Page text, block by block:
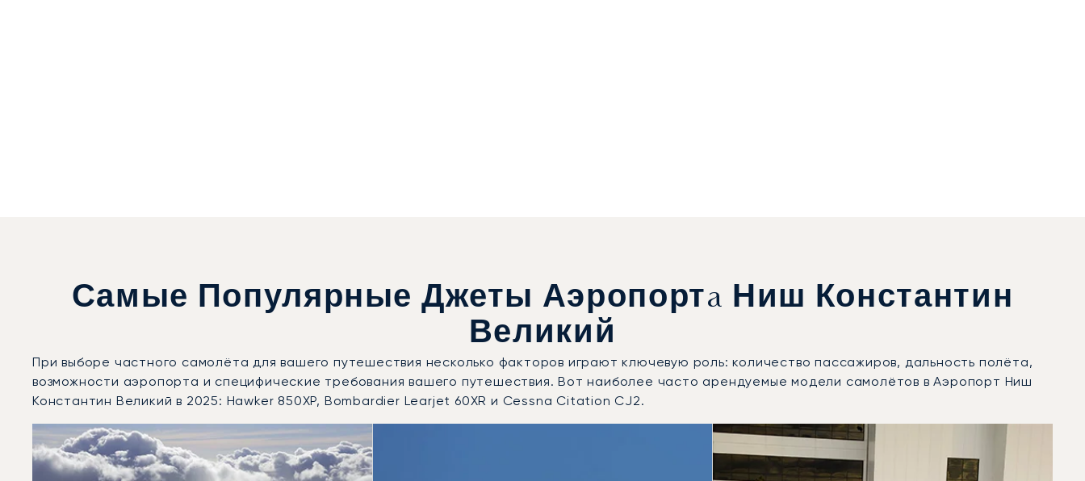
Самые Популярные Джеты Аэропортa Ниш Константин
Великий
При выборе частного самолёта для вашего путешествия несколько факторов играют ключевую роль: количество пассажиров, дальность полёта,
возможности аэропорта и специфические требования вашего путешествия. Вот наиболее часто арендуемые модели самолётов в Аэропорт Ниш
Константин Великий в 2025: Hawker 850XP, Bombardier Learjet 60XR и Cessna Citation CJ2.
Аэропорт Ниш Константин Великий : 3 наиболее востребованные модели воздушных судов по числу полётных движений в 2025 году
Фото воздушного суднаМодель воздушного судна
Скорость (км/ч)
Скорость (узлы)
Дальность (км)
Дальность (NM)